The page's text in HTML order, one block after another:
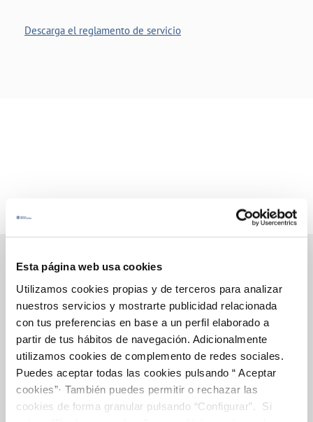
Esta página web usa cookies
Utilizamos cookies propias y de terceros para analizar
nuestros servicios y mostrarte publicidad relacionada
con tus preferencias en base a un perfil elaborado a
partir de tus hábitos de navegación. Adicionalmente
utilizamos cookies de complemento de redes sociales.
Puedes aceptar todas las cookies pulsando “ Aceptar
cookies”· También puedes permitir o rechazar las
cookies de forma granular pulsando “Configurar”. Si
Descarga el reglamento de servicio
Gestions en Línia
FACTURES, PAGAMENTS I CONSUMS
CONTRACTES
MODIFICACIÓ DE DADES